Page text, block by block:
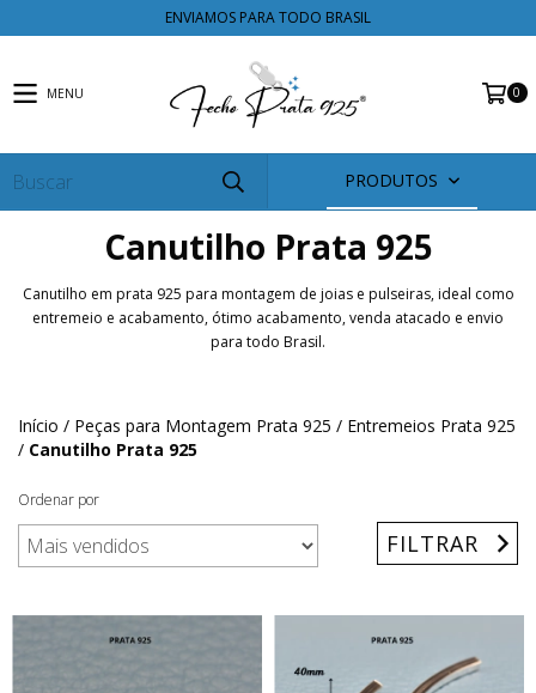
ENVIAMOS PARA TODO BRASIL
MENU 0
PRODUTOS
Canutilho Prata 925
Canutilho em prata 925 para montagem de joias e pulseiras, ideal como
entremeio e acabamento, ótimo acabamento, venda atacado e envio
para todo Brasil.
Início / Peças para Montagem Prata 925 / Entremeios Prata 925
/ Canutilho Prata 925
Ordenar por
FILTRAR